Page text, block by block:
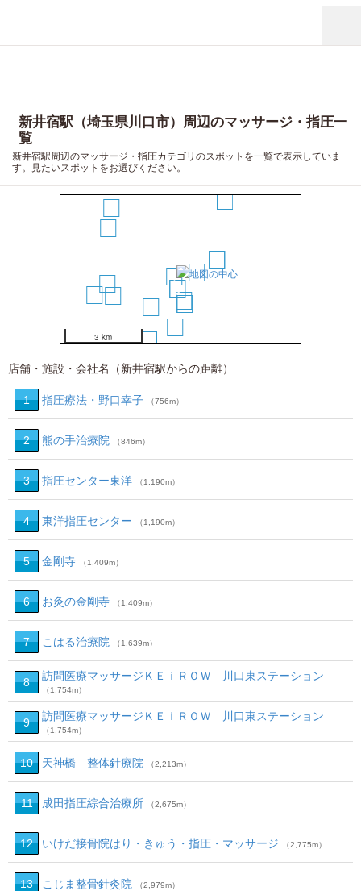
新井宿駅（埼玉県川口市）周辺のマッサージ・指圧一
覧
新井宿駅周辺のマッサージ・指圧カテゴリのスポットを一覧で表示していま
す。見たいスポットをお選びください。
1
2
3
4
7
13
14
17
19
3 km
店舗・施設・会社名（新井宿駅からの距離）
1 指圧療法・野口幸子 （756m）
2 熊の手治療院 （846m）
3 指圧センター東洋 （1,190m）
4 東洋指圧センター （1,190m）
5 金剛寺 （1,409m）
6 お灸の金剛寺 （1,409m）
7 こはる治療院 （1,639m）
8 訪問医療マッサージＫＥｉＲＯＷ 川口東ステーション
（1,754m）
9 訪問医療マッサージＫＥｉＲＯＷ 川口東ステーション
（1,754m）
10 天神橋 整体針療院 （2,213m）
11 成田指圧綜合治療所 （2,675m）
12 いけだ接骨院はり・きゅう・指圧・マッサージ （2,775m）
13 こじま整骨針灸院 （2,979m）